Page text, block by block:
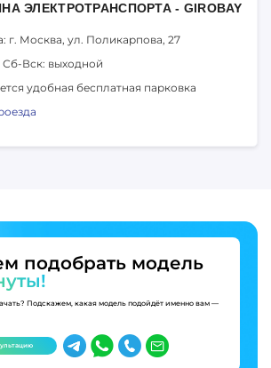
ЭЛЕКТРОТРАНСПОРТА - GIROBAY
г. Москва, ул. Поликарпова, 27
Сб-Вск: выходной
удобная бесплатная парковка
подобрать модель
Подскажем, какая модель подойдёт именно вам —